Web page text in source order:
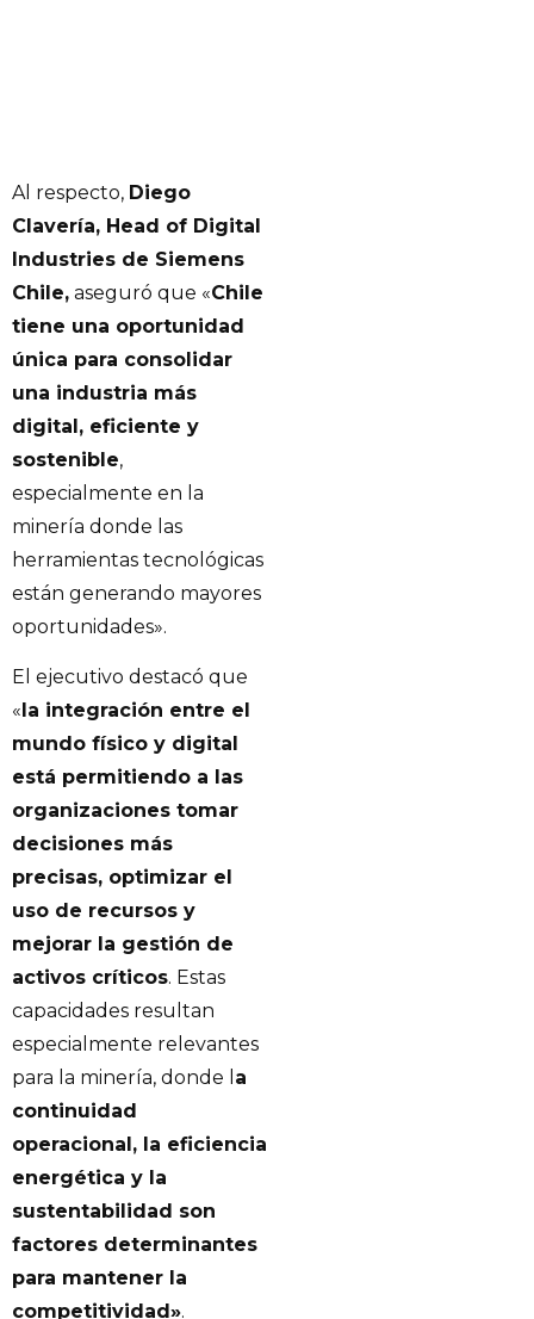
Al respecto, Diego
Clavería, Head of Digital
Industries de Siemens
Chile, aseguró que «Chile
tiene una oportunidad
única para consolidar
una industria más
digital, eficiente y
sostenible,
especialmente en la
minería donde las
herramientas tecnológicas
están generando mayores
oportunidades».
El ejecutivo destacó que
« la integración entre el
mundo físico y digital
está permitiendo a las
organizaciones tomar
decisiones más
precisas, optimizar el
uso de recursos y
mejorar la gestión de
activos críticos. Estas
capacidades resultan
especialmente relevantes
para la minería, donde l a
continuidad
operacional, la eficiencia
energética y la
sustentabilidad son
factores determinantes
para mantener la
competitividad».